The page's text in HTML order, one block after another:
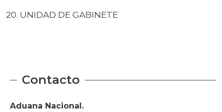
20. UNIDAD DE GABINETE
Contacto
Aduana Nacional.